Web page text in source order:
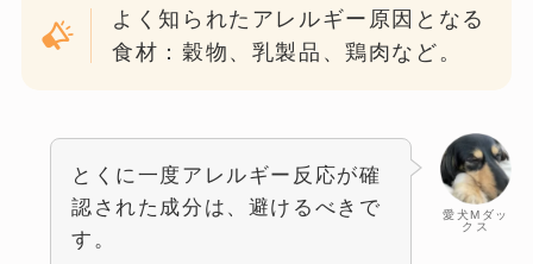
よく知られたアレルギー原因となる
食材：穀物、乳製品、鶏肉など。
愛犬Mダッ
クス
とくに一度アレルギー反応が確
認された成分は、避けるべきで
す。